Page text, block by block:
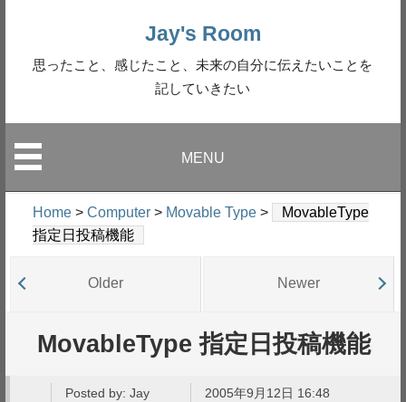
Jay's Room
思ったこと、感じたこと、未来の自分に伝えたいことを
記していきたい
MENU
Home >Computer > Movable Type >
MovableType
指定日投稿機能
Older Newer
MovableType 指定日投稿機能
Posted by:Jay 2005年9月12日 16:48